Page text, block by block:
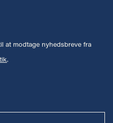
at modtage nyhedsbreve fra
.